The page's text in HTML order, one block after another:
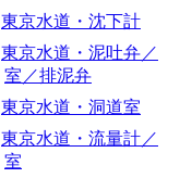
東京水道・沈下計
東京水道・泥吐弁／
室／排泥弁
東京水道・洞道室
東京水道・流量計／
室